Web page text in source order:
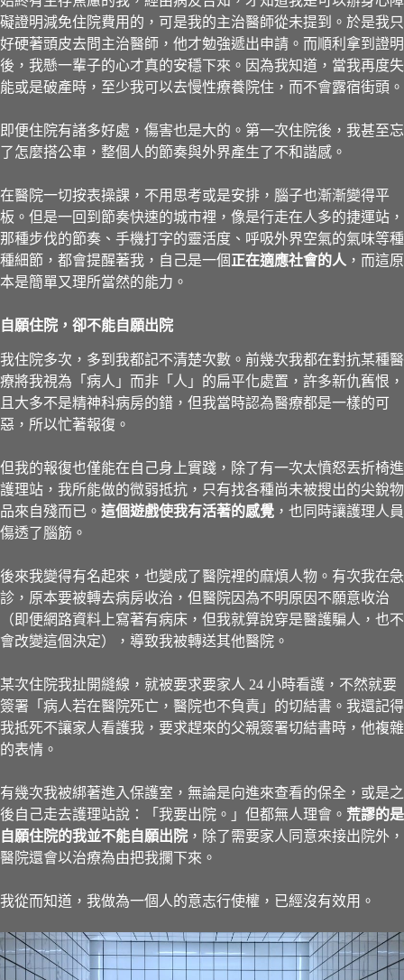
礙證明減免住院費用的，可是我的主治醫師從未提到。於是我只
好硬著頭皮去問主治醫師，他才勉強遞出申請。而順利拿到證明
後，我懸一輩子的心才真的安穩下來。因為我知道，當我再度失
能或是破產時，至少我可以去慢性療養院住，而不會露宿街頭。
即便住院有諸多好處，傷害也是大的。第一次住院後，我甚至忘
了怎麼搭公車，整個人的節奏與外界產生了不和諧感。
在醫院一切按表操課，不用思考或是安排，腦子也漸漸變得平
板。但是一回到節奏快速的城市裡，像是行走在人多的捷運站，
那種步伐的節奏、手機打字的靈活度、呼吸外界空氣的氣味等種
種細節，都會提醒著我，自己是一個 正在適應社會的人 ，而這原
本是簡單又理所當然的能力。
自願住院，卻不能自願出院
我住院多次，多到我都記不清楚次數。前幾次我都在對抗某種醫
療將我視為「病人」而非「人」的扁平化處置，許多新仇舊恨，
且大多不是精神科病房的錯，但我當時認為醫療都是一樣的可
惡，所以忙著報復。
但我的報復也僅能在自己身上實踐，除了有一次太憤怒丟折椅進
護理站，我所能做的微弱抵抗，只有找各種尚未被搜出的尖銳物
品來自殘而已。 這個遊戲使我有活著的感覺 ，也同時讓護理人員
傷透了腦筋。
後來我變得有名起來，也變成了醫院裡的麻煩人物。有次我在急
診，原本要被轉去病房收治，但醫院因為不明原因不願意收治
（即便網路資料上寫著有病床，但我就算說穿是醫護騙人，也不
會改變這個決定），導致我被轉送其他醫院。
某次住院我扯開縫線，就被要求要家人 24 小時看護，不然就要
簽署「病人若在醫院死亡，醫院也不負責」的切結書。我還記得
我抵死不讓家人看護我，要求趕來的父親簽署切結書時，他複雜
的表情。
有幾次我被綁著進入保護室，無論是向進來查看的保全，或是之
後自己走去護理站說：「我要出院。」但都無人理會。 荒謬的是
自願住院的我並不能自願出院 ，除了需要家人同意來接出院外，
醫院還會以治療為由把我攔下來。
我從而知道，我做為一個人的意志行使權，已經沒有效用。